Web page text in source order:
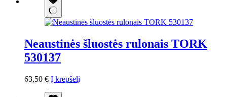
Neaustinės šluostės rulonais TORK
530137
63,50 € Į krepšelį